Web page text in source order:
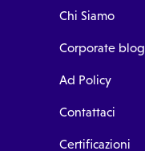
Chi Siamo
Corporate blog
Ad Policy
Contattaci
Certificazioni